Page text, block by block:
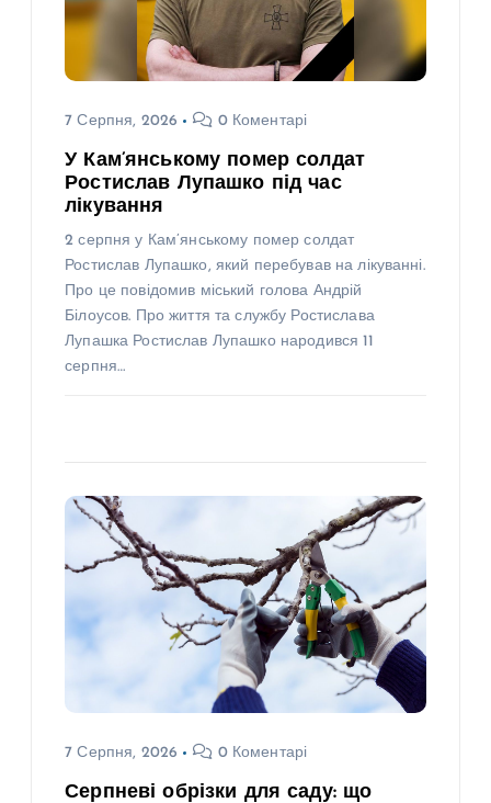
7 Серпня, 2026 0 Коментарі
У Кам’янському помер солдат
Ростислав Лупашко під час
лікування
2 серпня у Кам’янському помер солдат
Ростислав Лупашко, який перебував на лікуванні.
Про це повідомив міський голова Андрій
Білоусов. Про життя та службу Ростислава
Лупашка Ростислав Лупашко народився 11
серпня…
7 Серпня, 2026 0 Коментарі
Серпневі обрізки для саду: що